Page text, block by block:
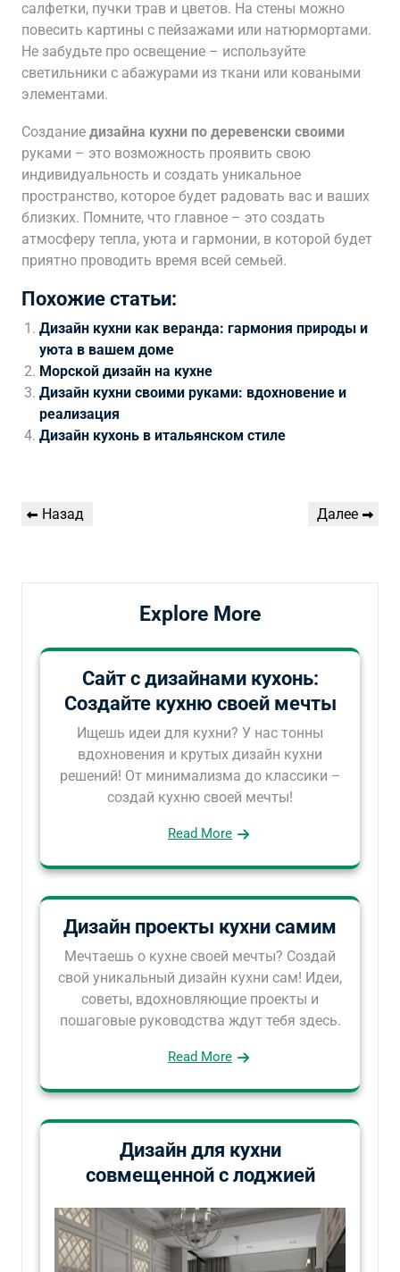
салфетки, пучки трав и цветов. На стены можно
повесить картины с пейзажами или натюрмортами.
Не забудьте про освещение – используйте
светильники с абажурами из ткани или коваными
элементами.
Создание дизайна кухни по деревенски своими
руками – это возможность проявить свою
индивидуальность и создать уникальное
пространство, которое будет радовать вас и ваших
близких. Помните, что главное – это создать
атмосферу тепла, уюта и гармонии, в которой будет
приятно проводить время всей семьей.
Похожие статьи:
Дизайн кухни как веранда: гармония природы и
уюта в вашем доме
Морской дизайн на кухне
Дизайн кухни своими руками: вдохновение и
реализация
Дизайн кухонь в итальянском стиле
Навигация
Предыдущая
Назад
Следующая
Далее
Explore More
Сайт с дизайнами кухонь:
Создайте кухню своей мечты
Ищешь идеи для кухни? У нас тонны
вдохновения и крутых дизайн кухни
решений! От минимализма до классики –
создай кухню своей мечты!
Read More
Дизайн проекты кухни самим
Мечтаешь о кухне своей мечты? Создай
свой уникальный дизайн кухни сам! Идеи,
советы, вдохновляющие проекты и
пошаговые руководства ждут тебя здесь.
Read More
Дизайн для кухни
совмещенной с лоджией